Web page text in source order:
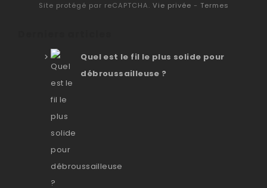
Site protégé par reCAPTCHA. Vie privée - Termes
Quel est le fil le plus solide pour
débroussailleuse ?